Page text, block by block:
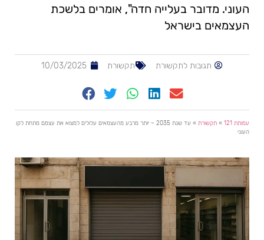
העוני. מדובר בעלייה חדה", אומרים בלשכת
העצמאים בישראל
תגובות לתקשורת תקשורת 10/03/2025
עמותת 121 » תקשורת »
עד שנת 2035 – יותר מרבע מהעצמאים עלולים למצוא את עצמם מתחת לקו
העוני